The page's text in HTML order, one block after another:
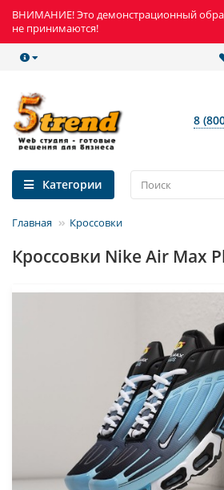
ВНИМАНИЕ! Это демонстрационный
не принимаются!
8
Категории
Главная Кроссовки
Кроссовки Nike Air Max